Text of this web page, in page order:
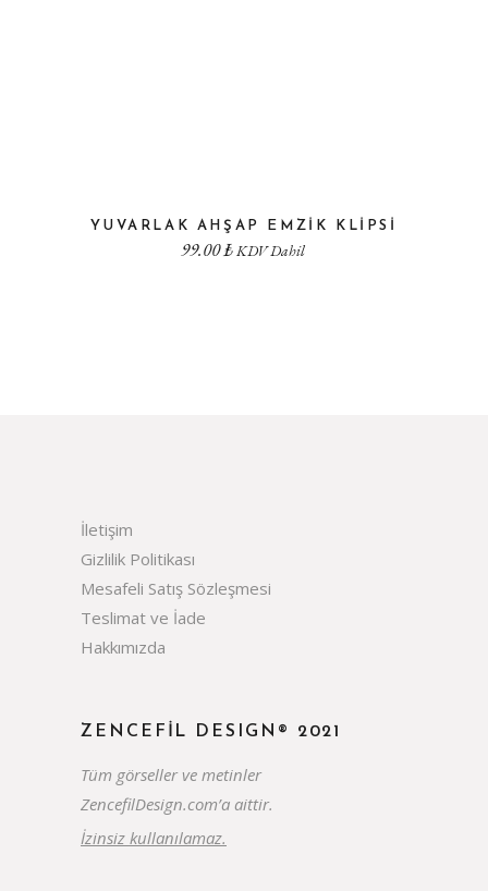
YUVARLAK AHŞAP EMZIK KLIPSI
99.00₺KDV Dahil
İletişim
Gizlilik Politikası
Mesafeli Satış Sözleşmesi
Teslimat ve İade
Hakkımızda
ZENCEFIL DESIGN® 2021
Tüm görseller ve metinler
ZencefilDesign.com’a aittir.
İzinsiz kullanılamaz.